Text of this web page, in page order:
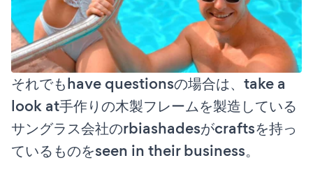
それでもhave questionsの場合は、take a
look at手作りの木製フレームを製造している
サングラス会社のrbiashadesがcraftsを持っ
ているものをseen in their business。